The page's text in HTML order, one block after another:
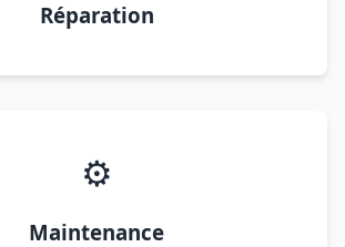
Réparation
⚙️
Maintenance